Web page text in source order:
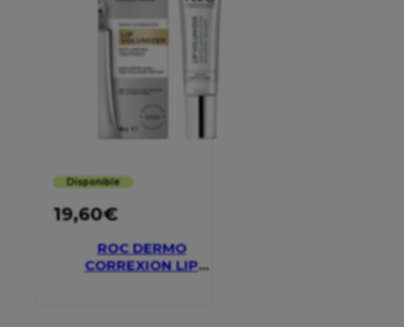
Disponible
19,60€
ROC DERMO
CORREXION LIP